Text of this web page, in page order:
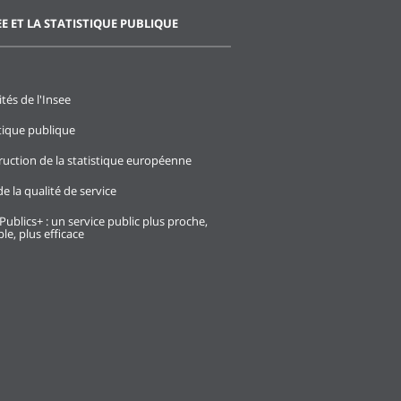
ET LA STATISTIQUE PUBLIQUE
de l'Insee
publique
de la statistique européenne
la qualité de service
: un service public plus proche,
plus efficace